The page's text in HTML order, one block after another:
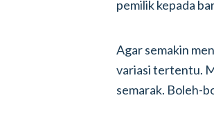
pemilik kepada
Agar semakin
variasi tertentu.
semarak. Boleh-